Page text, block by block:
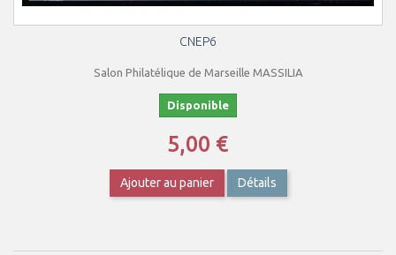
CNEP6
Salon Philatélique de Marseille MASSILIA
Disponible
5,00 €
Ajouter au panier Détails